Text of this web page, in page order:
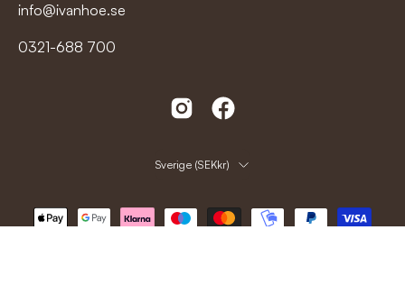
info@ivanhoe.se
0321-688 700
Land
Sverige (SEKkr)